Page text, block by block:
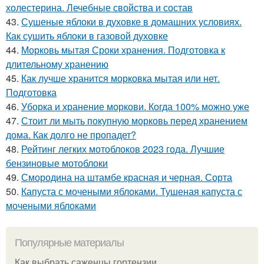
холестерина. Лечебные свойства и состав
43. Сушеные яблоки в духовке в домашних условиях.
Как сушить яблоки в газовой духовке
44. Морковь мытая Сроки хранения. Подготовка к
длительному хранению
45. Как лучше хранится морковка мытая или нет.
Подготовка
46. Уборка и хранение моркови. Когда 100% можно уже
47. Стоит ли мыть покупную морковь перед хранением
дома. Как долго не пропадет?
48. Рейтинг легких мотоблоков 2023 года. Лучшие
бензиновые мотоблоки
49. Смородина на штамбе красная и черная. Сорта
50. Капуста с мочеными яблоками. Тушеная капуста с
мочеными яблоками
Популярные материалы